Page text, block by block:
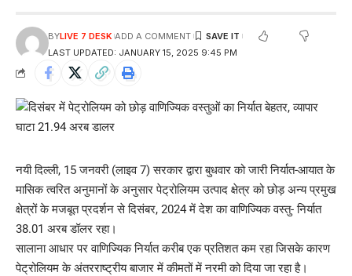
LAST UPDATED: JANUARY 15, 2025 9:45 PM
BYLIVE 7 DESK ADD A COMMENT
नयी दिल्ली, 15 जनवरी (लाइव 7) सरकार द्वारा बुधवार को जारी निर्यात-आयात के
मासिक त्वरित अनुमानों के अनुसार पेट्रोलियम उत्पाद क्षेत्र को छोड़ अन्य प्रमुख
क्षेत्रों के मजबूत प्रदर्शन से दिसंबर, 2024 में देश का वाणिज्यिक वस्तु- निर्यात
38.01 अरब डॉलर रहा।
सालाना आधार पर वाणिज्यिक निर्यात करीब एक प्रतिशत कम रहा जिसके कारण
पेट्रोलियम के अंतरराष्ट्रीय बाजार में कीमतों में नरमी को दिया जा रहा है।